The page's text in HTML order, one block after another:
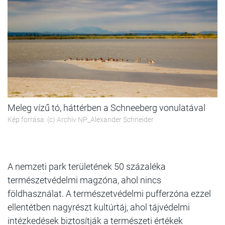
Meleg vízű tó, háttérben a Schneeberg vonulatával
Kép forrása: (c) Archiv NP_Alexander Schneider
A nemzeti park területének 50 százaléka
természetvédelmi magzóna, ahol nincs
földhasználat. A természetvédelmi pufferzóna ezzel
ellentétben nagyrészt kultúrtáj, ahol tájvédelmi
intézkedések biztosítják a természeti értékek